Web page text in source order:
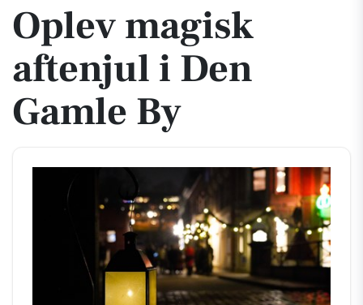
Oplev magisk
aftenjul i Den
Gamle By